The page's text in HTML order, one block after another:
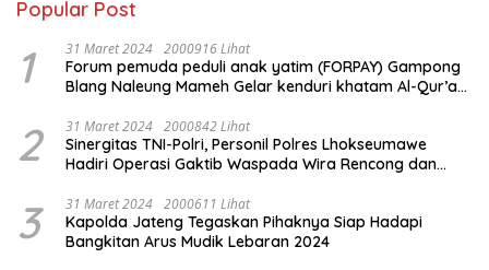
Popular Post
1 31 Maret 2024 2000916 Lihat
Forum pemuda peduli anak yatim (FORPAY) Gampong
Blang Naleung Mameh Gelar kenduri khatam Al-Qur’an
2 31 Maret 2024 2000842 Lihat
Sinergitas TNI-Polri, Personil Polres Lhokseumawe
Hadiri Operasi Gaktib Waspada Wira Rencong dan
3 31 Maret 2024 2000611 Lihat
Kapolda Jateng Tegaskan Pihaknya Siap Hadapi
Bangkitan Arus Mudik Lebaran 2024